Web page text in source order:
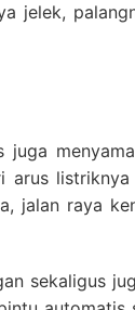
jelek,
arus
jalan raya
sekaligus